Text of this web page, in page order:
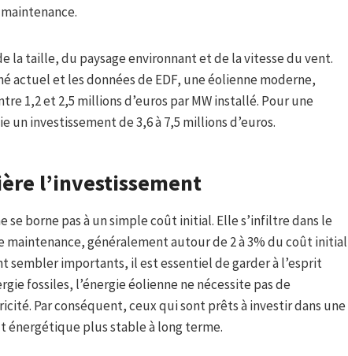
la taille, du paysage environnant et de la vitesse du vent.
actuel et les données de EDF, une éolienne moderne,
1,2 et 2,5 millions d’euros par MW installé. Pour une
un investissement de 3,6 à 7,5 millions d’euros.
l’investissement
borne pas à un simple coût initial. Elle s’infiltre dans le
maintenance, généralement autour de 2 à 3% du coût initial
sembler importants, il est essentiel de garder à l’esprit
fossiles, l’énergie éolienne ne nécessite pas de
Par conséquent, ceux qui sont prêts à investir dans une
énergétique plus stable à long terme.